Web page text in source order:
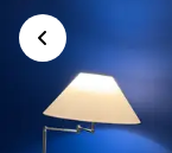
Colorful